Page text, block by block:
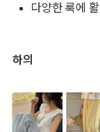
다양한 룩에
하의